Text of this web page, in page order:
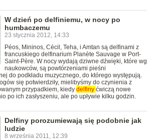
W dzień po delfiniemu, w nocy po
humbaczemu
23 stycznia 2012, 14:33
Péos, Mininos, Cécil, Teha, i Amtan są delfinami z
francuskiego delfinarium Planète Sauvage w Port-
Saint-Père. W nocy wydają dziwne dźwięki, które wg
naukowców, są powtórzeniami pieśni
do podkładu muzycznego, do którego występują.
się potwierdziły, mielibyśmy do czynienia z
przypadkiem, kiedy delfiny ćwiczą nowe
po ich zasłyszeniu, ale po upływie kilku godzin.
Delfiny porozumiewają się podobnie jak
ludzie
8 września 2011, 12:39